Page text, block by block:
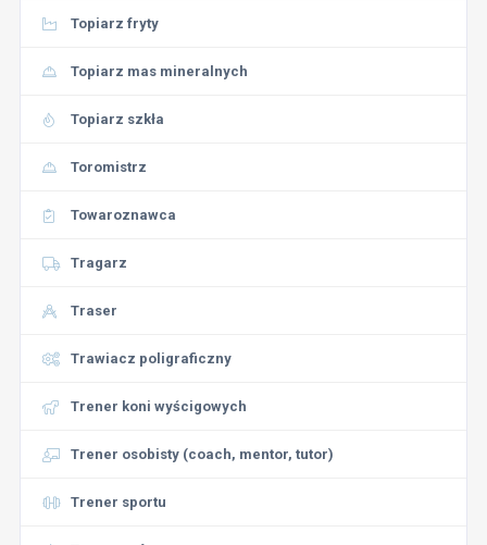
Topiarz fryty
Topiarz mas mineralnych
Topiarz szkła
Toromistrz
Towaroznawca
Tragarz
Traser
Trawiacz poligraficzny
Trener koni wyścigowych
Trener osobisty (coach, mentor, tutor)
Trener sportu